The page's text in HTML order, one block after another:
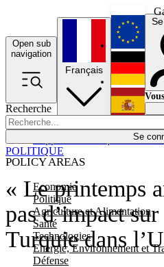
Open sub
navigation
Recherche
Se
POLICY AREAS
Economie
Politique
Agriculture et Alimentation
Santé
Technologies
Energie, Environnement et
Défense
Économie
Français
« Le printemps
pas d’impact
Turquie dans
POLITIQUE